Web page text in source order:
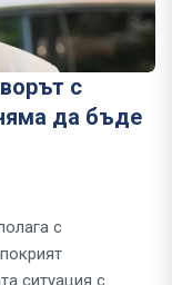
с
да бъде
с
ситуация с